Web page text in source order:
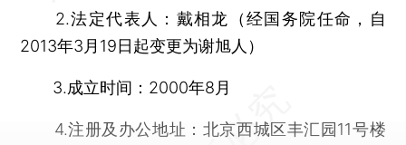
2.法定代表人：戴相龙（经国务院任命，自
2013年3月19日起变更为谢旭人）
3.成立时间：2000年8月
4.注册及办公地址：北京西城区丰汇园11号楼